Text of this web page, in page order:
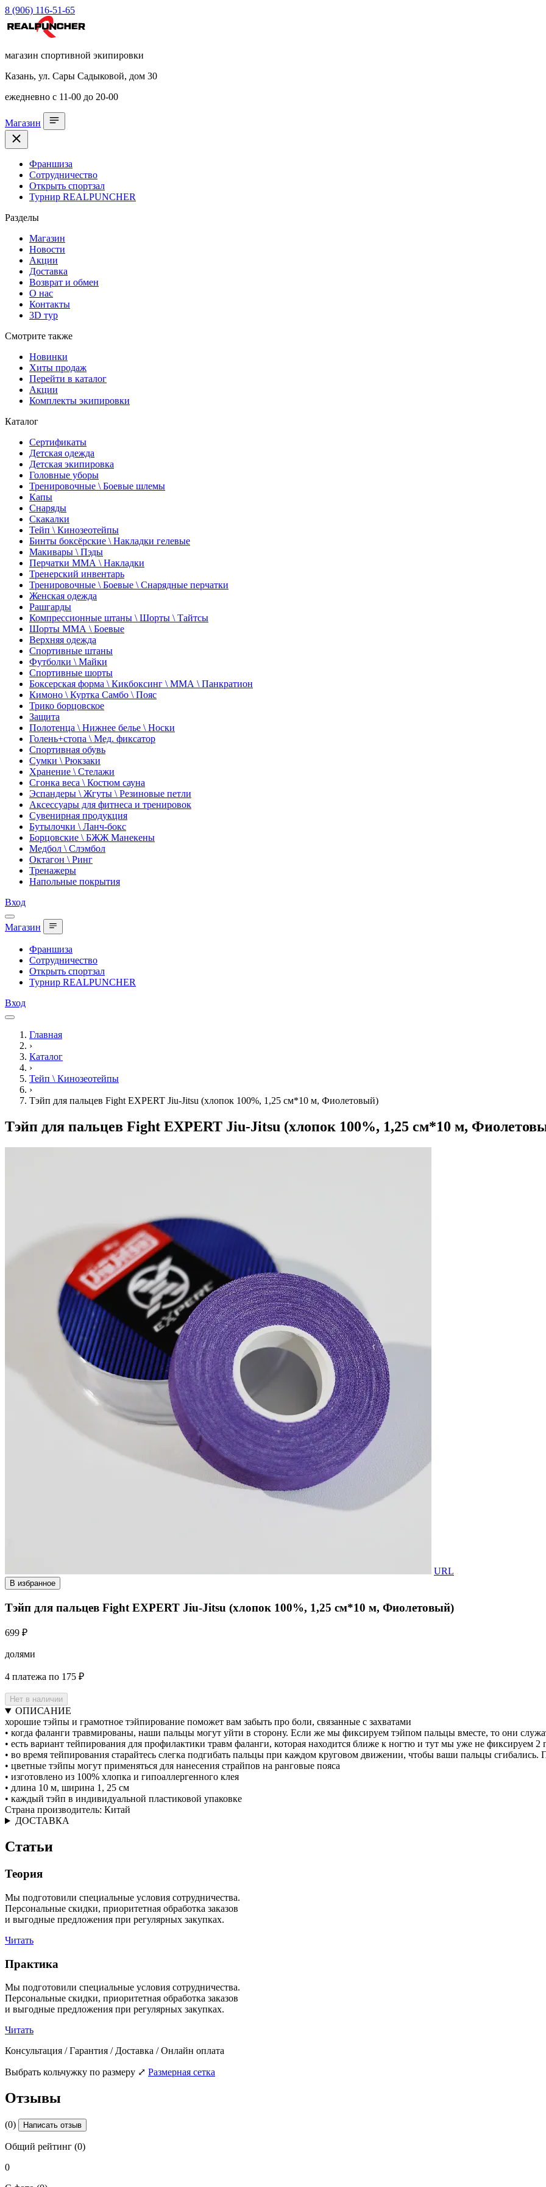
8 (906) 116-51-65
магазин спортивной экипировки
Казань, ул. Сары Садыковой, дом 30
ежедневно с 11-00 до 20-00
Магазин
Франшиза
Сотрудничество
Открыть спортзал
Турнир REALPUNCHER
Разделы
Магазин
Новости
Акции
Доставка
Возврат и обмен
О нас
Контакты
3D тур
Смотрите также
Новинки
Хиты продаж
Перейти в каталог
Акции
Комплекты экипировки
Каталог
Сертификаты
Детская одежда
Детская экипировка
Головные уборы
Тренировочные \ Боевые шлемы
Капы
Снаряды
Скакалки
Тейп \ Кинозеотейпы
Бинты боксёрские \ Накладки гелевые
Макивары \ Пэды
Перчатки ММА \ Накладки
Тренерский инвентарь
Тренировочные \ Боевые \ Снарядные перчатки
Женская одежда
Рашгарды
Компрессионные штаны \ Шорты \ Тайтсы
Шорты ММА \ Боевые
Верхняя одежда
Спортивные штаны
Футболки \ Майки
Спортивные шорты
Боксерская форма \ Кикбоксинг \ ММА \ Панкратион
Кимоно \ Куртка Самбо \ Пояс
Трико борцовское
Защита
Полотенца \ Нижнее белье \ Носки
Голень+стопа \ Мед. фиксатор
Спортивная обувь
Сумки \ Рюкзаки
Хранение \ Стелажи
Сгонка веса \ Костюм сауна
Эспандеры \ Жгуты \ Резиновые петли
Аксессуары для фитнеса и тренировок
Сувенирная продукция
Бутылочки \ Ланч-бокс
Борцовские \ БЖЖ Манекены
Медбол \ Слэмбол
Октагон \ Ринг
Тренажеры
Напольные покрытия
Вход
Магазин
Франшиза
Сотрудничество
Открыть спортзал
Турнир REALPUNCHER
Вход
Главная
›
Каталог
›
Тейп \ Кинозеотейпы
›
Тэйп для пальцев Fight EXPERT Jiu-Jitsu (хлопок 100%, 1,25 см*10 м, Фиолетовый)
Тэйп для пальцев Fight EXPERT Jiu-Jitsu (хлопок 100%, 1,25 см*10 м,
URL
В избранное
Тэйп для пальцев Fight EXPERT Jiu-Jitsu (хлопок 100%, 1,25 см*10 м, Фиолетовый)
699 ₽
долями
4 платежа по 175 ₽
Нет в наличии
ОПИСАНИЕ
хорошие тэйпы и грамотное тэйпирование поможет вам забыть про боли, связанные с захватами
• когда фаланги травмированы, наши пальцы могут уйти в сторону. Если же мы фиксируем тэйпом пальцы вместе, то они
• есть вариант тейпирования для профилактики травм фаланги, которая находится ближе к ногтю и тут мы уже не фиксируем
• во время тейпирования старайтесь слегка подгибать пальцы при каждом круговом движении, чтобы ваши пальцы
• цветные тэйпы могут применяться для нанесения страйпов на ранговые пояса
• изготовлено из 100% хлопка и гипоаллергенного клея
• длина 10 м, ширина 1, 25 см
• каждый тэйп в индивидуальной пластиковой упаковке
Страна производитель: Китай
ДОСТАВКА
Статьи
Теория
Мы подготовили специальные условия сотрудничества.
Персональные скидки, приоритетная обработка заказов
и выгодные предложения при регулярных закупках.
Читать
Практика
Мы подготовили специальные условия сотрудничества.
Персональные скидки, приоритетная обработка заказов
и выгодные предложения при регулярных закупках.
Читать
Консультация / Гарантия / Доставка / Онлайн оплата
Выбрать кольчужку по размеру ⤢ Размерная сетка
Отзывы
(0) Написать отзыв
Общий рейтинг (0)
0